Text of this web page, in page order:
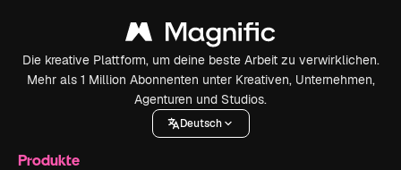
Die kreative Plattform, um deine beste Arbeit zu verwirklichen.
Mehr als 1 Million Abonnenten unter Kreativen, Unternehmen,
Agenturen und Studios.
Deutsch
Produkte